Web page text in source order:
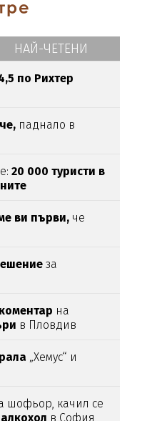
НАЙ-ЧЕТЕНИ
по Рихтер
паднало в
20 000 туристи в
ви първи, че
за
коментар на
в Пловдив
„Хемус“ и
шофьор, качил се
алкохол в София